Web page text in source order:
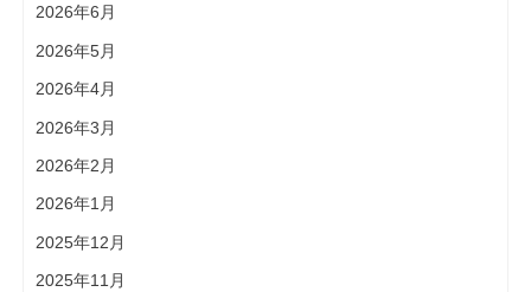
2026年6月
2026年5月
2026年4月
2026年3月
2026年2月
2026年1月
2025年12月
2025年11月